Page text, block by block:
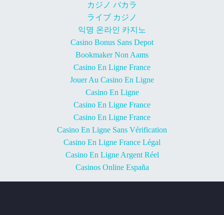
カジノ バカラ
ライブ カジノ
익명 온라인 카지노
Casino Bonus Sans Depot
Bookmaker Non Aams
Casino En Ligne France
Jouer Au Casino En Ligne
Casino En Ligne
Casino En Ligne France
Casino En Ligne France
Casino En Ligne Sans Vérification
Casino En Ligne France Légal
Casino En Ligne Argent Réel
Casinos Online España